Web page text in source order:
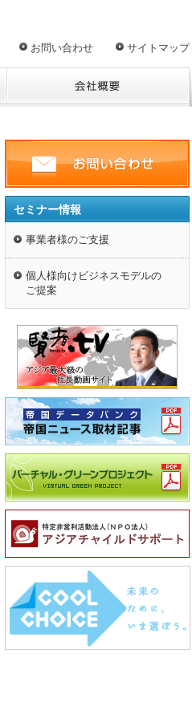
お問い合わせ サイトマップ
セミナー情報
事業者様のご支援
個人様向けビジネスモデルの
ご提案